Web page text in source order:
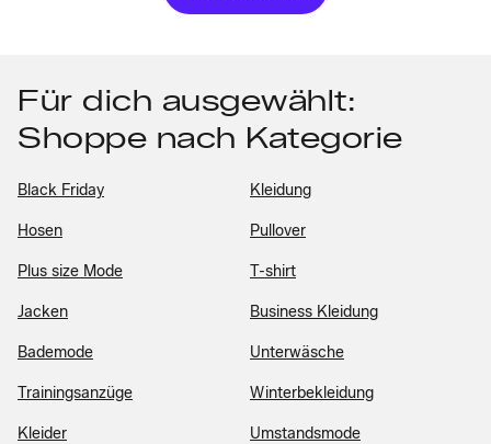
Für dich ausgewählt:
Shoppe nach Kategorie
Black Friday Kleidung
Hosen Pullover
Plus size Mode T-shirt
Jacken Business Kleidung
Bademode Unterwäsche
Trainingsanzüge Winterbekleidung
Kleider Umstandsmode